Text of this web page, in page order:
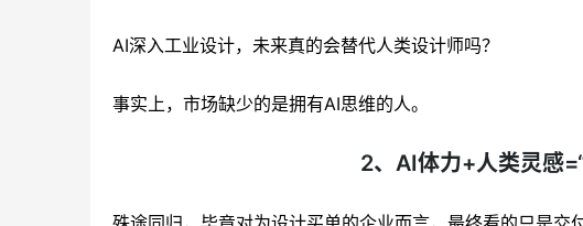
AI深入工业设计，未来真的会替代人类设计师吗？
事实上，市场缺少的是拥有AI思维的人。
2、AI体力+人类灵感